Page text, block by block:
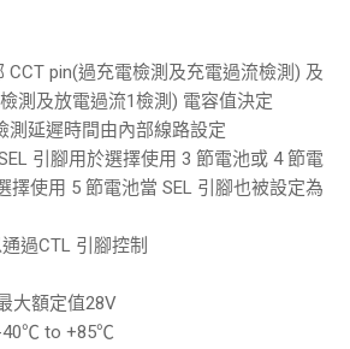
CCT pin(過充電檢測及充電過流檢測) 及
測及放電過流1檢測) 電容值決定
測延遲時間由內部線路設定
引腳用於選擇使用 3 節電池或 4 節電
擇使用 5 節電池當 SEL 引腳也被設定為
過CTL 引腳控制
大額定值28V
40℃ to +85℃